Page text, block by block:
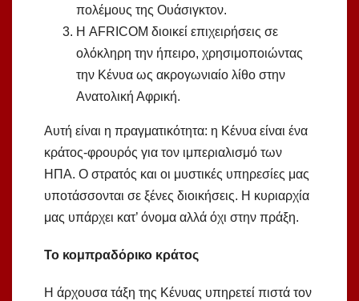
πολέμους της Ουάσιγκτον.
Η AFRICOM διοικεί επιχειρήσεις σε
ολόκληρη την ήπειρο, χρησιμοποιώντας
την Κένυα ως ακρογωνιαίο λίθο στην
Ανατολική Αφρική.
Αυτή είναι η πραγματικότητα: η Κένυα είναι ένα
κράτος-φρουρός για τον ιμπεριαλισμό των
ΗΠΑ. Ο στρατός και οι μυστικές υπηρεσίες μας
υποτάσσονται σε ξένες διοικήσεις. Η κυριαρχία
μας υπάρχει κατ’ όνομα αλλά όχι στην πράξη.
Το κομπραδόρικο κράτος
Η άρχουσα τάξη της Κένυας υπηρετεί πιστά τον